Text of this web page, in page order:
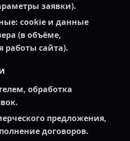
заявки).
cookie и данные
(в объёме,
работы сайта).
обработка
предложения,
договоров.